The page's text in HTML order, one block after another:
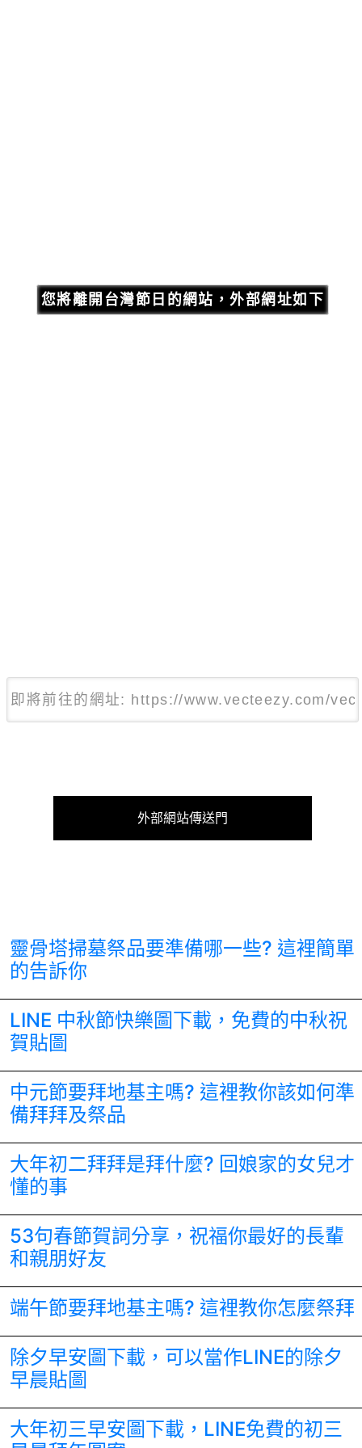
外部網站傳送門
靈骨塔掃墓祭品要準備哪一些? 這裡簡單
的告訴你
LINE 中秋節快樂圖下載，免費的中秋祝
賀貼圖
中元節要拜地基主嗎? 這裡教你該如何準
備拜拜及祭品
大年初二拜拜是拜什麼? 回娘家的女兒才
懂的事
53句春節賀詞分享，祝福你最好的長輩
和親朋好友
端午節要拜地基主嗎? 這裡教你怎麼祭拜
除夕早安圖下載，可以當作LINE的除夕
早晨貼圖
大年初三早安圖下載，LINE免費的初三